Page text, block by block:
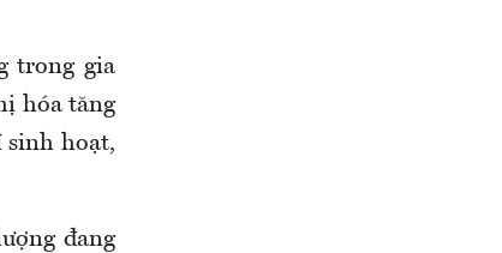
trong gia
hóa tăng
hoạt,
đang